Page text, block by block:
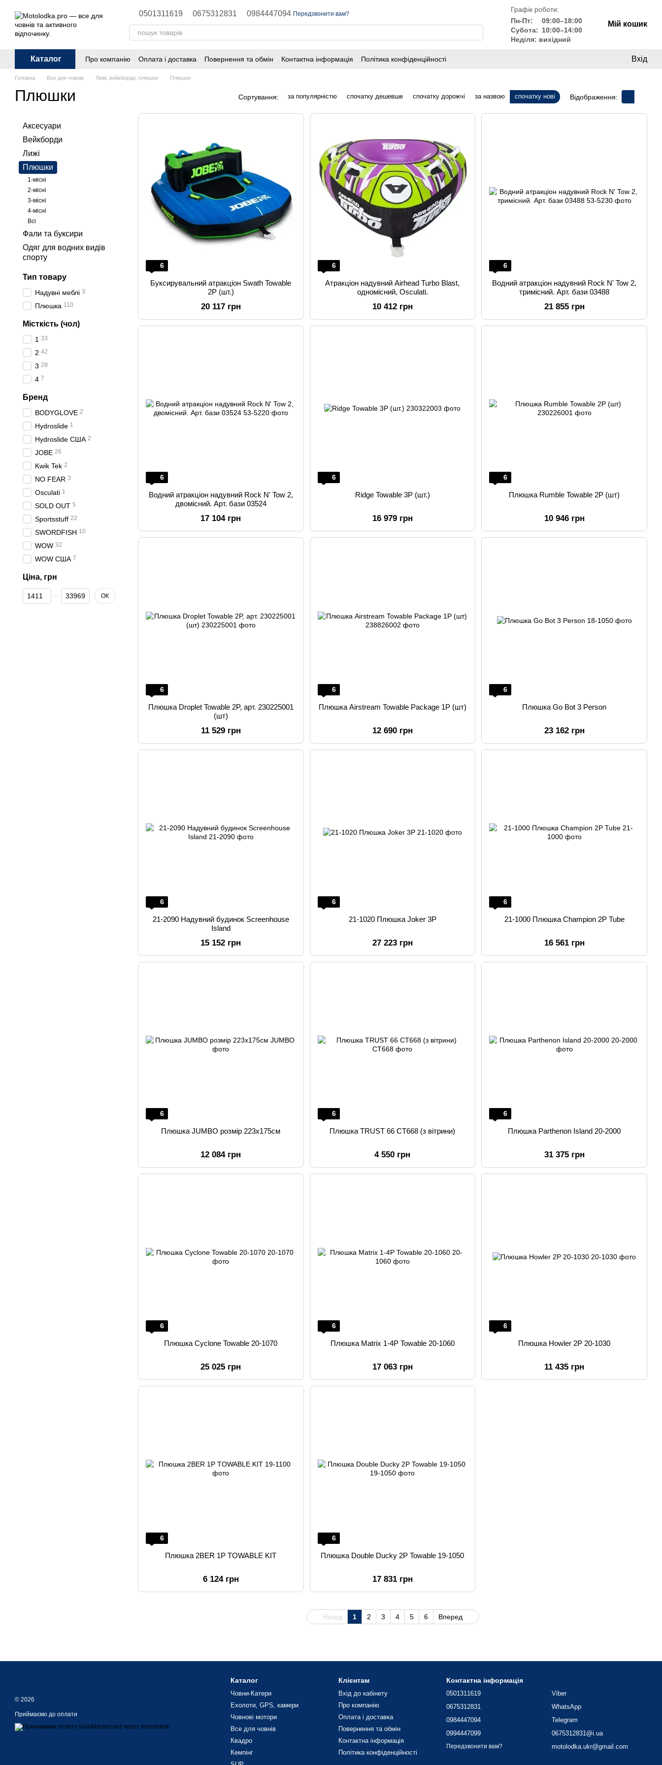
0501311619 0675312831 0984447094 Передзвонити вам?
Графік роботи:
Пн-Пт:
09:00–18:00
Субота: 10:00–14:00
Неділя: вихідний
Мій кошик
Каталог Про компанію Оплата і доставка Повернення та обмін Контактна інформація Політика конфіденційності Вхід
Головна Все для човнів Лижі, вейкборди, плюшки Плюшки
Плюшки Сортування: за популярністю спочатку дешевше спочатку дорожчі за назвою спочатку нові Відображення:
6
Буксирувальний атракціон Swath Towable
2P (шт.)
20 117 грн
6
Атракціон надувний Airhead Turbo Blast,
одномісний, Osculati.
10 412 грн
6
Водний атракціон надувний Rock N' Tow 2,
тримісний. Арт. бази 03488
21 855 грн
6
Водний атракціон надувний Rock N' Tow 2,
двомісний. Арт. бази 03524
17 104 грн
6
Ridge Towable 3P (шт.)
16 979 грн
6
Плюшка Rumble Towable 2P (шт)
10 946 грн
6
Плюшка Droplet Towable 2P, арт. 230225001
(шт)
11 529 грн
6
Плюшка Airstream Towable Package 1P (шт)
12 690 грн
6
Плюшка Go Bot 3 Person
23 162 грн
6
21-2090 Надувний будинок Screenhouse
Island
15 152 грн
6
21-1020 Плюшка Joker 3P
27 223 грн
6
21-1000 Плюшка Champion 2P Tube
16 561 грн
6
Плюшка JUMBO розмір 223х175см
12 084 грн
6
Плюшка TRUST 66 CT668 (з вітрини)
4 550 грн
6
Плюшка Parthenon Island 20-2000
31 375 грн
6
Плюшка Cyclone Towable 20-1070
25 025 грн
6
Плюшка Matrix 1-4P Towable 20-1060
17 063 грн
6
Плюшка Howler 2P 20-1030
11 435 грн
6
Плюшка 2BER 1Р TOWAВLE KIT
6 124 грн
6
Плюшка Double Ducky 2P Towable 19-1050
17 831 грн
Назад 1 2 3 4 5 6 Вперед
Аксесуари
Вейкборди
Лижі
Плюшки
1-місні
2-місні
3-місні
4-місні
Всі
Фали та буксири
Одяг для водних видів
спорту
Тип товару
Надувні меблі 3
Плюшка 110
Місткість (чол)
1 33
2 42
3 28
4 7
Бренд
BODYGLOVE 2
Hydroslide 1
Hydroslide США 2
JOBE 26
Kwik Tek 2
NO FEAR 3
Osculati 1
SOLD OUT 5
Sportsstuff 22
SWORDFISH 10
WOW 32
WOW США 7
Ціна, грн
Від Ціна, грн
До Ціна, грн ОК
© 2026
Приймаємо до оплати
Каталог
Човни-Катери
Ехолоти, GPS, камери
Човнові мотори
Все для човнів
Квадро
Кемпінг
Клієнтам
Вхід до кабінету
Про компанію
Оплата і доставка
Повернення та обмін
Контактна інформація
Політика конфіденційності
Контактна інформація
0501311619
0675312831
0984447094
0994447099
Передзвонити вам?
Viber
WhatsApp
Telegram
0675312831@i.ua
motolodka.ukr@gmail.com